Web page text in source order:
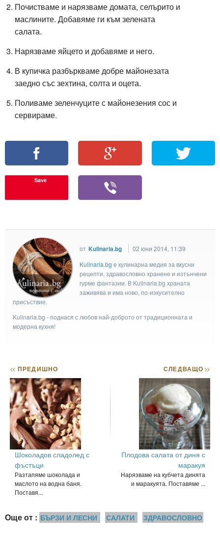
Почистваме и нарязваме домата, селърито и
маслините. Добавяме ги към зелената
салата.
Нарязваме яйцето и добавяме и него.
В купичка разбъркваме добре майонезата
заедно със зехтина, солта и оцета.
Поливаме зеленчуците с майонезения сос и
сервираме.
Save
от Kulinaria.bg
02 юни 2014, 11:39
Kulinaria.bg e кулинарна медия за вкусни
рецепти, здравословно хранене и изтънчени
гурме фантазии. В Kulinaria.bg храната
заживява и има ново, по-изкусително
присъствие.
Kulinaria.bg - поднася с любов най-доброто от традиционната и
модерна кухня!
<< ПРЕДИШНО
Шоколадов сладолед с
фъстъци
Разтапяме шоколада и
маслото на водна баня.
Поставя...
СЛЕДВАЩО>>
Плодова салата от диня с
маракуя
Нарязваме на кубчета динята
и маракуята. Поставяме ...
Още от : БЪРЗИ И ЛЕСНИ САЛАТИ ЗДРАВОСЛОВНО